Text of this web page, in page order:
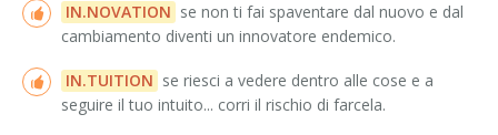
IN.NOVATION se non ti fai spaventare dal nuovo e dal
cambiamento diventi un innovatore endemico.
IN.TUITION se riesci a vedere dentro alle cose e a
seguire il tuo intuito... corri il rischio di farcela.